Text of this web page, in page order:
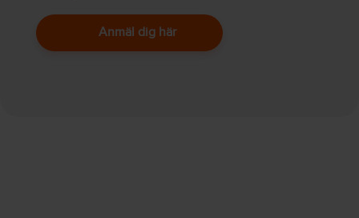
Anmäl dig här